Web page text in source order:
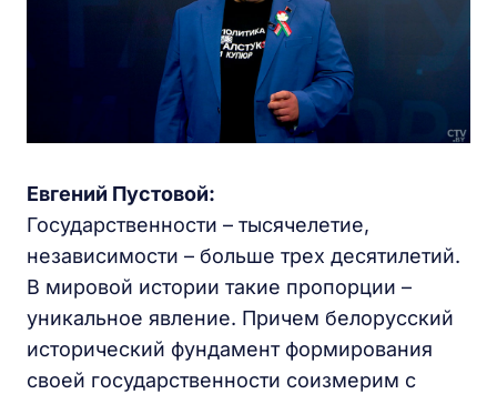
Евгений Пустовой:
Государственности – тысячелетие,
независимости – больше трех десятилетий.
В мировой истории такие пропорции –
уникальное явление. Причем белорусский
исторический фундамент формирования
своей государственности соизмерим с